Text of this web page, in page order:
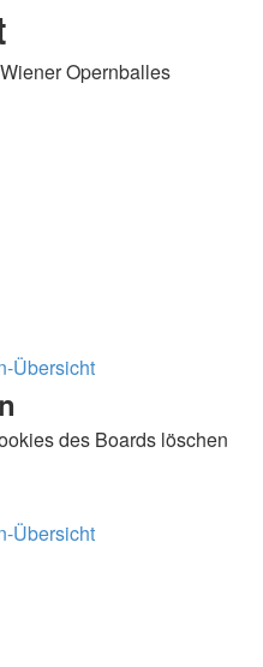
Opernballes
Übersicht
des Boards löschen
Übersicht